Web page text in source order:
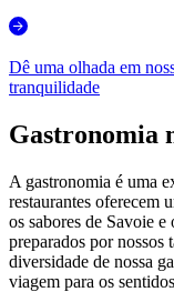
Dê uma olhada em
tranquilidade
Gastronomia
A gastronomia é uma
restaurantes oferecem
os sabores de Savoie
preparados por nossos
diversidade de nossa
viagem para os